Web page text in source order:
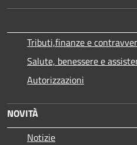
Tributi,finanze e
Salute, benessere e
Autorizzazioni
NOVITÀ
Notizie